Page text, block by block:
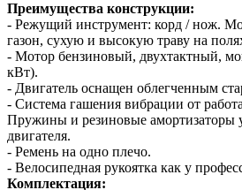
Преимущества конструкции:
- Режущий инструмент: корд / нож.
газон, сухую и высокую траву на
- Мотор бензиновый, двухтактный,
кВт).
- Двигатель оснащен облегченным
- Система гашения вибрации от
Пружины и резиновые амортизаторы
двигателя.
- Ремень на одно плечо.
- Велосипедная рукоятка как у
Комплектация: